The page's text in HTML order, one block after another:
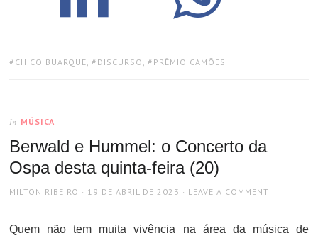
TAGS:
CHICO BUARQUE , DISCURSO , PRÊMIO CAMÕES
In MÚSICA
Berwald e Hummel: o Concerto da
Ospa desta quinta-feira (20)
AUTHOR
MILTON RIBEIRO
POSTED
19 DE ABRIL DE 2023 LEAVE A COMMENT
Quem não tem muita vivência na área da música de